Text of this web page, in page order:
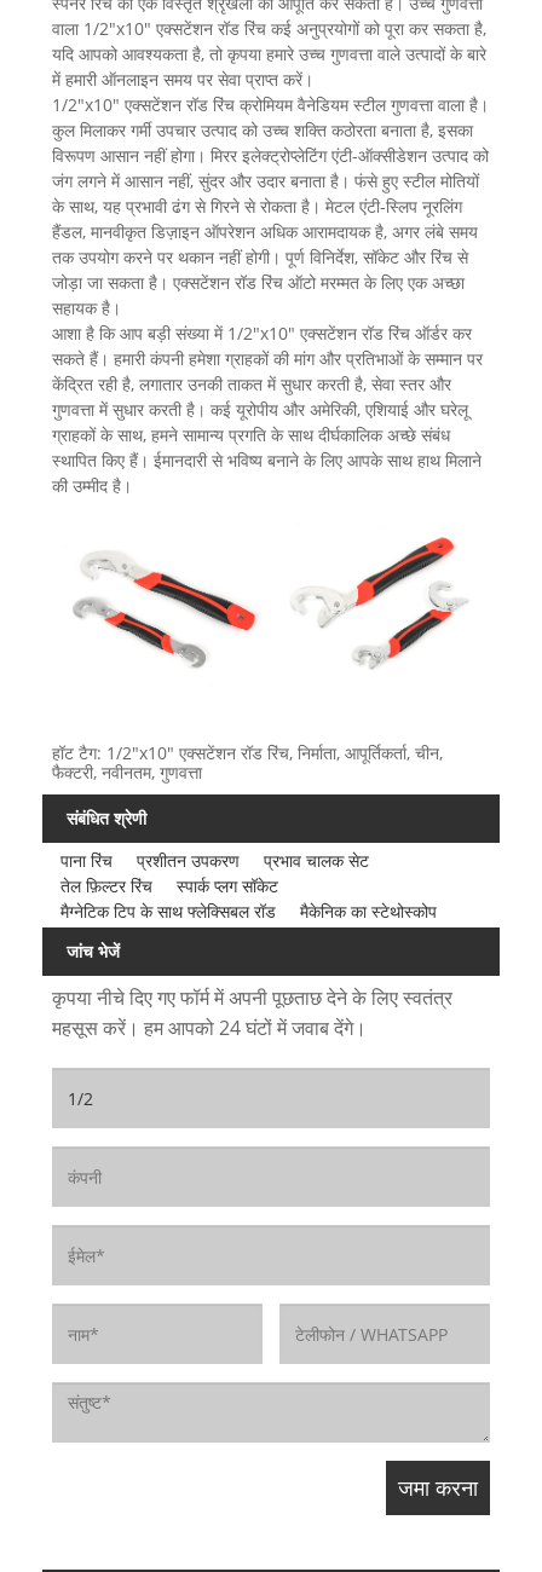
वाला 1/2"x10" एक्सटेंशन रॉड रिंच कई अनुप्रयोगों को पूरा कर सकता है,
यदि आपको आवश्यकता है, तो कृपया हमारे उच्च गुणवत्ता वाले उत्पादों के बारे
में हमारी ऑनलाइन समय पर सेवा प्राप्त करें।
1/2"x10" एक्सटेंशन रॉड रिंच क्रोमियम वैनेडियम स्टील गुणवत्ता वाला है।
कुल मिलाकर गर्मी उपचार उत्पाद को उच्च शक्ति कठोरता बनाता है, इसका
विरूपण आसान नहीं होगा। मिरर इलेक्ट्रोप्लेटिंग एंटी-ऑक्सीडेशन उत्पाद को
जंग लगने में आसान नहीं, सुंदर और उदार बनाता है। फंसे हुए स्टील मोतियों
के साथ, यह प्रभावी ढंग से गिरने से रोकता है। मेटल एंटी-स्लिप नूरलिंग
हैंडल, मानवीकृत डिज़ाइन ऑपरेशन अधिक आरामदायक है, अगर लंबे समय
तक उपयोग करने पर थकान नहीं होगी। पूर्ण विनिर्देश, सॉकेट और रिंच से
जोड़ा जा सकता है। एक्सटेंशन रॉड रिंच ऑटो मरम्मत के लिए एक अच्छा
सहायक है।
आशा है कि आप बड़ी संख्या में 1/2"x10" एक्सटेंशन रॉड रिंच ऑर्डर कर
सकते हैं। हमारी कंपनी हमेशा ग्राहकों की मांग और प्रतिभाओं के सम्मान पर
केंद्रित रही है, लगातार उनकी ताकत में सुधार करती है, सेवा स्तर और
गुणवत्ता में सुधार करती है। कई यूरोपीय और अमेरिकी, एशियाई और घरेलू
ग्राहकों के साथ, हमने सामान्य प्रगति के साथ दीर्घकालिक अच्छे संबंध
स्थापित किए हैं। ईमानदारी से भविष्य बनाने के लिए आपके साथ हाथ मिलाने
की उम्मीद है।
हॉट टैग: 1/2"x10" एक्सटेंशन रॉड रिंच, निर्माता, आपूर्तिकर्ता, चीन,
फैक्टरी, नवीनतम, गुणवत्ता
संबंधित श्रेणी
पाना रिंच
प्रशीतन उपकरण
प्रभाव चालक सेट
तेल फ़िल्टर रिंच
स्पार्क प्लग सॉकेट
मैग्नेटिक टिप के साथ फ्लेक्सिबल रॉड
मैकेनिक का स्टेथोस्कोप
जांच भेजें
कृपया नीचे दिए गए फॉर्म में अपनी पूछताछ देने के लिए स्वतंत्र
महसूस करें। हम आपको 24 घंटों में जवाब देंगे।